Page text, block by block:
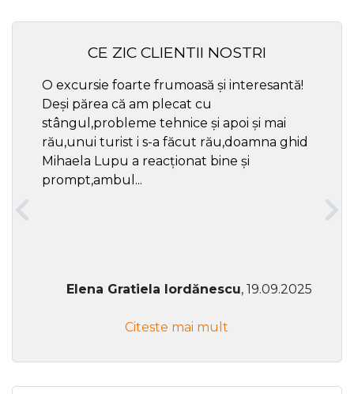
CE ZIC CLIENTII NOSTRI
O excursie foarte frumoasă și interesantă!
Deși părea că am plecat cu
stângul,probleme tehnice și apoi și mai
rău,unui turist i s-a făcut rău,doamna ghid
Mihaela Lupu a reacționat bine și
prompt,ambul...
Elena Gratiela Iordănescu, 19.09.2025
Citeste mai mult